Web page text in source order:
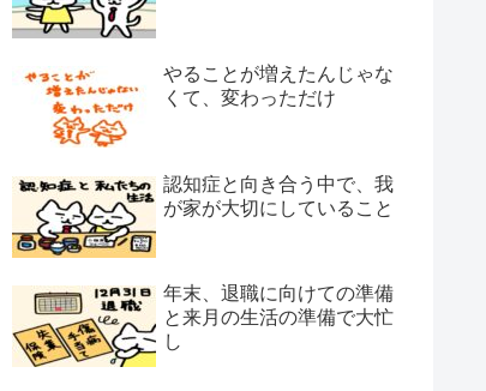
やることが増えたんじゃな
くて、変わっただけ
認知症と向き合う中で、我
が家が大切にしていること
年末、退職に向けての準備
と来月の生活の準備で大忙
し